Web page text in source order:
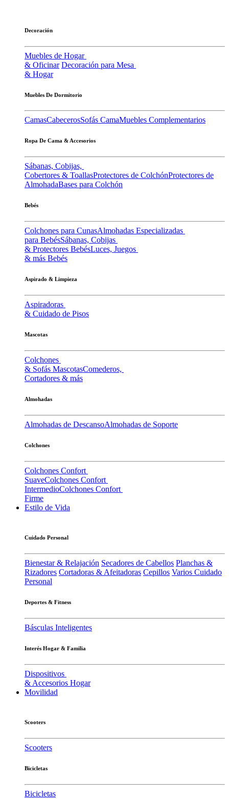
Decoración
Muebles de Hogar
& Oficinar Decoración para Mesa
& Hogar
Muebles De Dormitorio
CamasCabecerosSofás CamaMuebles Complementarios
Ropa De Cama & Accesorios
Sábanas, Cobijas,
Cobertores & ToallasProtectores de ColchónProtectores de
AlmohadaBases para Colchón
Bebés
Colchones para CunasAlmohadas Especializadas
para BebésSábanas, Cobijas
& Protectores BebésLuces, Juegos
& más Bebés
Aspirado & Limpieza
Aspiradoras
& Cuidado de Pisos
Mascotas
Colchones
& Sofás MascotasComederos,
Cortadores & más
Almohadas
Almohadas de DescansoAlmohadas de Soporte
Colchones
Colchones Confort
SuaveColchones Confort
IntermedioColchones Confort
Firme
Estilo de Vida
Cuidado Personal
Bienestar & Relajación Secadores de Cabellos Planchas &
Rizadores Cortadoras & Afeitadoras Cepillos Varios Cuidado
Personal
Deportes & Fitness
Básculas Inteligentes
Interés Hogar & Familia
Dispositivos
& Accesorios Hogar
Movilidad
Scooters
Scooters
Bicicletas
Bicicletas